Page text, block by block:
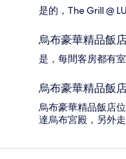
是的，The Grill @
烏布豪華精品飯
是，每間客房都有
烏布豪華精品飯
烏布豪華精品飯店
達烏布宮殿，另外